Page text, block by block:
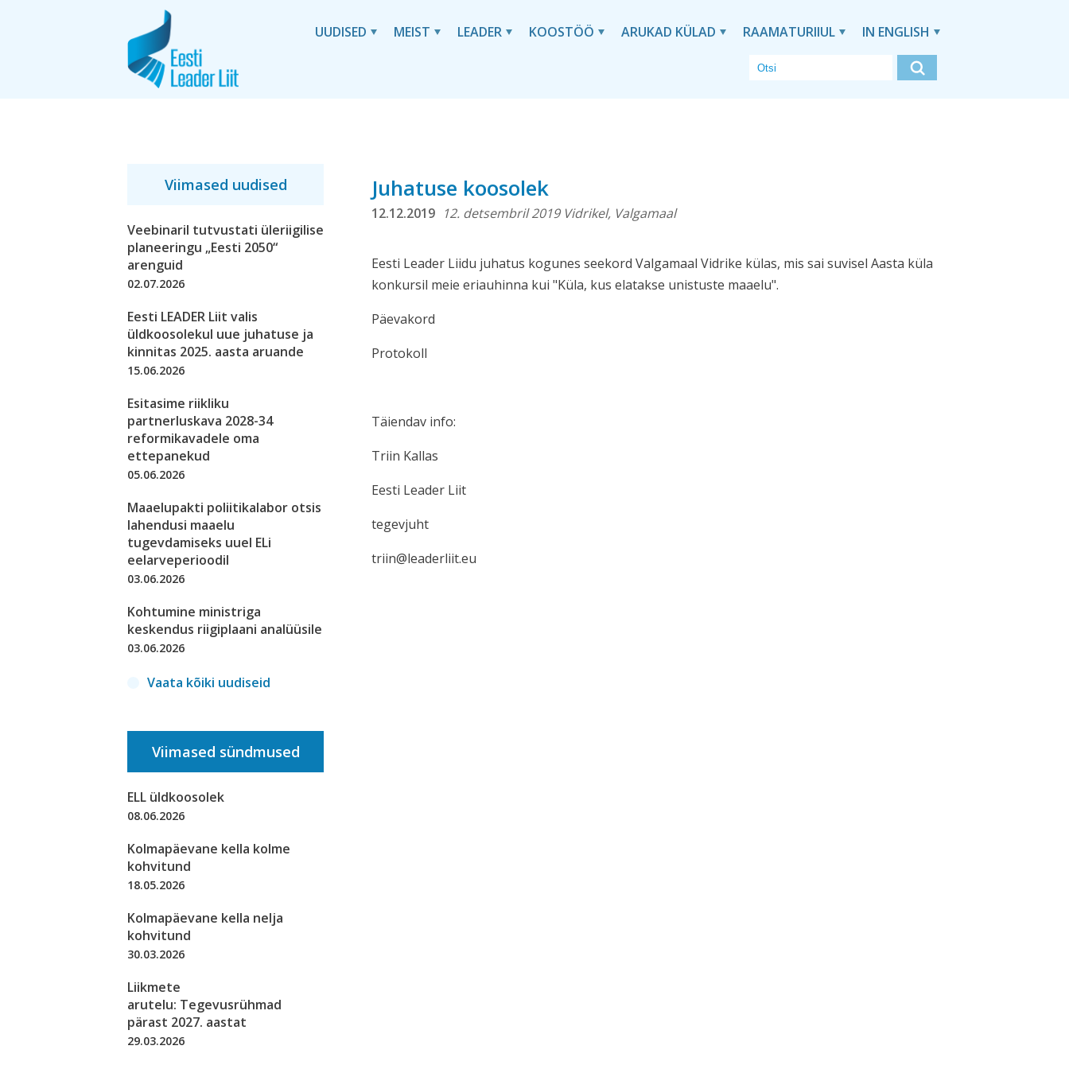
UUDISED MEIST LEADER KOOSTÖÖ ARUKAD KÜLAD RAAMATURIIUL IN ENGLISH
Viimased uudised
Veebinaril tutvustati üleriigilise
planeeringu „Eesti 2050“
arenguid
02.07.2026
Eesti LEADER Liit valis
üldkoosolekul uue juhatuse ja
kinnitas 2025. aasta aruande
15.06.2026
Esitasime riikliku
partnerluskava 2028-34
reformikavadele oma
ettepanekud
05.06.2026
Maaelupakti poliitikalabor otsis
lahendusi maaelu
tugevdamiseks uuel ELi
eelarveperioodil
03.06.2026
Kohtumine ministriga
keskendus riigiplaani analüüsile
03.06.2026
Vaata kõiki uudiseid
Viimased sündmused
ELL üldkoosolek
08.06.2026
Kolmapäevane kella kolme
kohvitund
18.05.2026
Kolmapäevane kella nelja
kohvitund
30.03.2026
Liikmete
arutelu: Tegevusrühmad
pärast 2027. aastat
29.03.2026
Juhatuse koosolek
12.12.2019 12. detsembril 2019 Vidrikel, Valgamaal
Eesti Leader Liidu juhatus kogunes seekord Valgamaal Vidrike külas, mis sai suvisel Aasta küla
konkursil meie eriauhinna kui "Küla, kus elatakse unistuste maaelu".
Päevakord
Protokoll
Täiendav info:
Triin Kallas
Eesti Leader Liit
tegevjuht
triin@leaderliit.eu